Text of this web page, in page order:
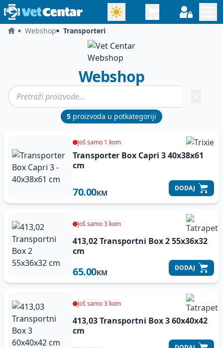
Webshop Transporteri
Webshop
5 proizvoda u potkategoriji
Još samo 1 kom
Transporter Box Capri 340x38x61
cm
70.00KM
DODAJ
Još samo 3 kom
413,02 Transportni Box 2 55x36x32
cm
65.00KM
DODAJ
Još samo 3 kom
413,03 Transportni Box 3 60x40x42
cm